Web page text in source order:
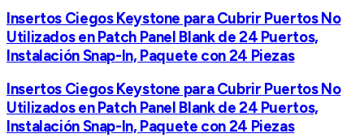
Insertos Ciegos Keystone para Cubrir Puertos No
Utilizados en Patch Panel Blank de 24 Puertos,
Instalación Snap-In, Paquete con 24 Piezas
Insertos Ciegos Keystone para Cubrir Puertos No
Utilizados en Patch Panel Blank de 24 Puertos,
Instalación Snap-In, Paquete con 24 Piezas